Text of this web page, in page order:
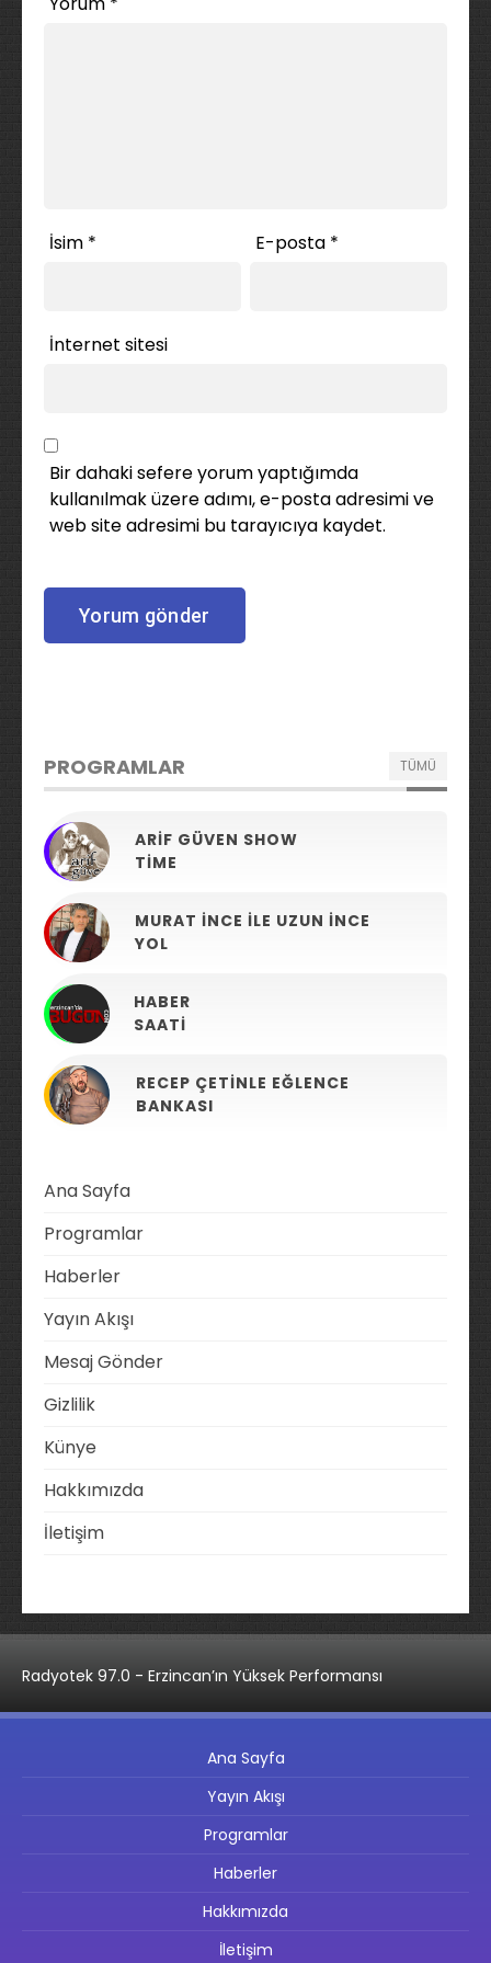
İsim * E-posta *
İnternet sitesi
Bir dahaki sefere yorum yaptığımda
kullanılmak üzere adımı, e-posta adresimi ve
web site adresimi bu tarayıcıya kaydet.
PROGRAMLAR TÜMÜ
ARIF GÜVEN SHOW
TIME
MURAT İNCE ILE UZUN İNCE
YOL
HABER
SAATI
RECEP ÇETINLE EĞLENCE
BANKASI
Ana Sayfa
Programlar
Haberler
Yayın Akışı
Mesaj Gönder
Gizlilik
Künye
Hakkımızda
İletişim
Radyotek 97.0 - Erzincan’ın Yüksek Performansı
Ana Sayfa
Yayın Akışı
Programlar
Haberler
Hakkımızda
İletişim